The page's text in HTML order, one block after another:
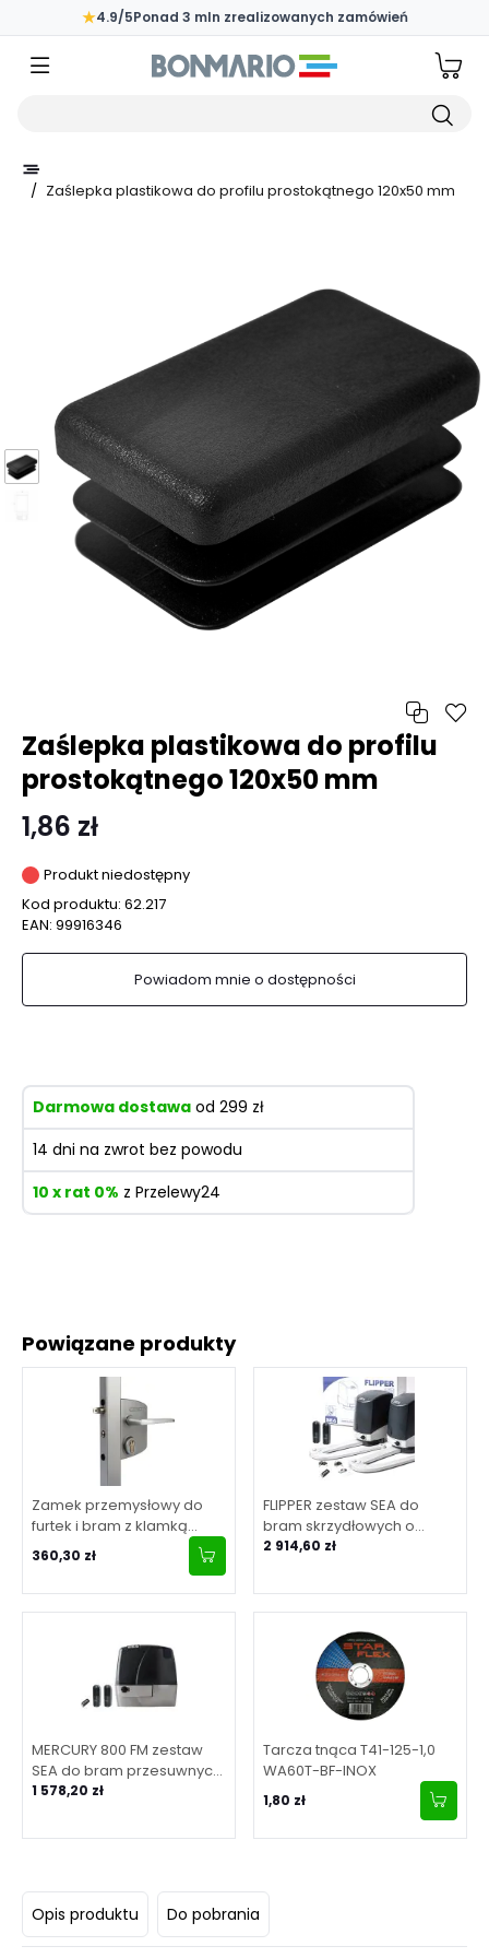
Przejdź do głównej zawartości strony
★4.9/5Ponad 3 mln zrealizowanych zamówień
/ Zaślepka plastikowa do profilu prostokątnego 120x50 mm
Powiązane produkty
Zamek przemysłowy do
furtek i bram z klamką
aluminiową, dla profilu 40-
60 mm - srebrny
360,30 zł
FLIPPER zestaw SEA do
bram skrzydłowych o
maksymalnej długości
2 914,60 zł
MERCURY 800 FM zestaw
SEA do bram przesuwnych
o maksymalnej masie
centralą cyfrową)
1 578,20 zł
Tarcza tnąca T41-125-1,0
WA60T-BF-INOX
1,80 zł
Opis produktu Do pobrania
Zaślepka plastikowa do profilu
prostokątnego 120x50 mm
1,86 zł
Produkt niedostępny
Kod produktu: 62.217
EAN: 99916346
Powiadom mnie o dostępności
Darmowa dostawa od 299 zł
14 dni na zwrot bez powodu
10 x rat 0% z Przelewy24